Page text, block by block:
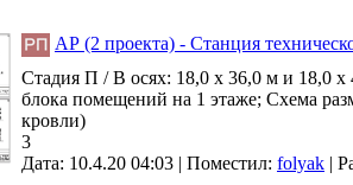
АР (2 проекта) - Станция
Стадия П / В осях: 18,0 х 36,0 м и 18,0 х
блока помещений на 1 этаже; Схема
кровли)
3
Дата: 10.4.20 04:03 | Поместил: folyak |